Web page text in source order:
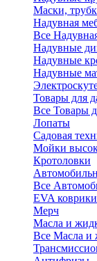
Маски,
Надувная
Все
Надувные
Надувные
Надувные
Товары для
Все Товары
Лопаты
Садовая
Мойки
Кротоловки
Все
EVA
Мерч
Масла и
Все Масла и